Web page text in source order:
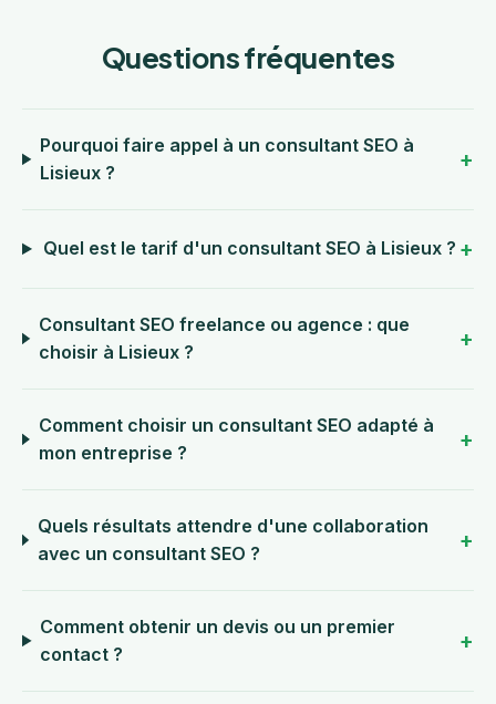
Questions fréquentes
Pourquoi faire appel à un consultant SEO à
Lisieux ?
Quel est le tarif d'un consultant SEO à Lisieux ?
Consultant SEO freelance ou agence : que
choisir à Lisieux ?
Comment choisir un consultant SEO adapté à
mon entreprise ?
Quels résultats attendre d'une collaboration
avec un consultant SEO ?
Comment obtenir un devis ou un premier
contact ?